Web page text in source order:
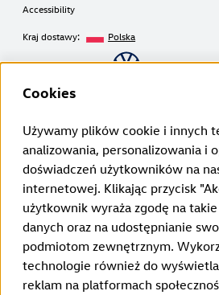
Accessibility
Kraj dostawy: Polska
Copyright © 2026
Zastrzeżenia prawne Volkswagen Group
¹ LTE
ID. Charger (1. generacja od 2020 roku):
Z funkcji LTE można korzystać wyłącznie w
UE, a także w Wielkiej Brytanii, Szwajcarii i
ID. Charger 2 (2. generacja od 2024 roku):
Z funkcji LTE można korzystać wyłącznie w
UE, a także w Wielkiej Brytanii, Szwajcarii,
Norwegii.
² Inteligentne ładowanie
Funkcje Smart Charging są początkowo
Cookies
Używamy plików cookie i innych
analizowania, personalizowania i
doświadczeń użytkowników na
internetowej. Klikając przycisk
użytkownik wyraża zgodę na
danych oraz na udostępnianie
podmiotom zewnętrznym.
technologie również do
reklam na platformach